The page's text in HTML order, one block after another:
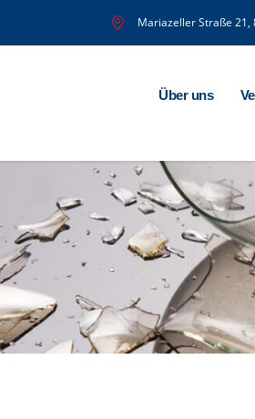
Mariazeller Straße 21,
Über uns